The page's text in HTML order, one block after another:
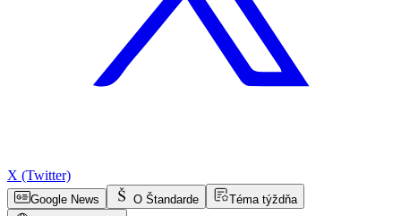
X (Twitter)
Google News O Štandarde
Téma týždňa